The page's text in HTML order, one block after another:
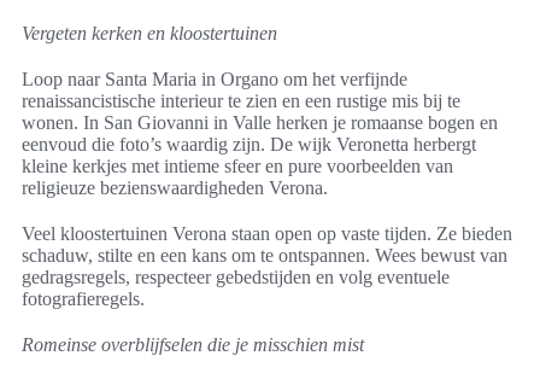
Vergeten kerken en kloostertuinen
Loop naar Santa Maria in Organo om het verfijnde
renaissancistische interieur te zien en een rustige mis bij te
wonen. In San Giovanni in Valle herken je romaanse bogen en
eenvoud die foto’s waardig zijn. De wijk Veronetta herbergt
kleine kerkjes met intieme sfeer en pure voorbeelden van
religieuze bezienswaardigheden Verona.
Veel kloostertuinen Verona staan open op vaste tijden. Ze bieden
schaduw, stilte en een kans om te ontspannen. Wees bewust van
gedragsregels, respecteer gebedstijden en volg eventuele
fotografieregels.
Romeinse overblijfselen die je misschien mist